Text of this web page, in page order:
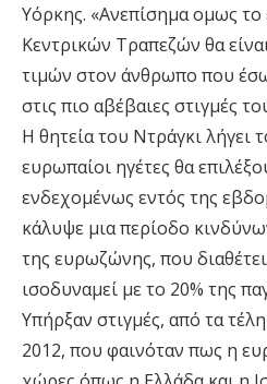
Υόρκης. «Ανεπίσημα ομως
Κεντρικών Τραπεζών θα
τιμών στον άνθρωπο που
στις πιο αβέβαιες στιγμές
Η θητεία του Ντράγκι λήγει
ευρωπαίοι ηγέτες θα
ενδεχομένως εντός της
κάλυψε μια περίοδο
της ευρωζώνης, που
ισοδυναμεί με το 20% της
Υπήρξαν στιγμές, από τα
2012, που φαινόταν πως η